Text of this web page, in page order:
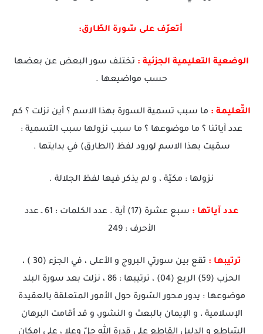
أتعرّف على سّورة الطّارق:
الوضعية التعليمية الجزئية : تختلف سور البعض عن بعضها
حسب مواضيعها .
التّعليمة : ما سبب تسمية السورة بهذا الاسم ؟ أين نزلت ؟ كم
عدد آياتنا ؟ ما موضوعها ؟ ما سبب نزولها سبب التسمية :
سمّيت بهذا الاسم لورود لفظ (الطارق) في بدايتها .
نزولها : مكيّة ، و لم يذكر فيها لفظ الجلالة .
عدد آياتها :
سبع عشرة (17) آية . عدد الكلمات : 61 ـ عدد
الأحرف : 249
ترتيبها :
تقع بين سورتي البروج و الأعلى ، في الجزء (30 ) ،
الحزب (59) الربع (04) ، ترتيبها : 86 ، نزلت بعد سورة البلد
موضوعها : يدور محور السّورة حول الأمور المتعلقة بالعقيدة
الإسلامية ، و الإيمان بالبعث و النشور، و قد أقامت البرهان